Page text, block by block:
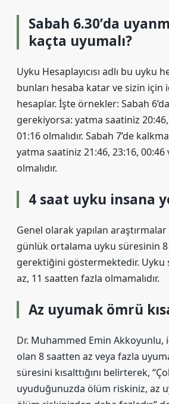
Sabah 6.30’da
kaçta uyumalı?
Uyku Hesaplayıcısı adlı bu uyku
bunları hesaba katar ve sizin için
hesaplar. İşte örnekler: Sabah
gerekiyorsa: yatma saatiniz
01:16 olmalıdır. Sabah 7’de
yatma saatiniz 21:46, 23:16, 00:46
olmalıdır.
4 saat uyku insana
Genel olarak yapılan
günlük ortalama uyku süresinin 8
gerektiğini göstermektedir. Uyku
az, 11 saatten fazla olmamalıdır.
Az uyumak ömrü
Dr. Muhammed Emin Akkoyunlu,
olan 8 saatten az veya fazla
süresini kısalttığını belirterek,
uyuduğunuzda ölüm riskiniz, az